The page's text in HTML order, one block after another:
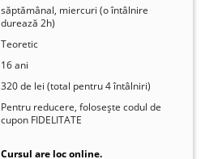
săptămânal, miercuri (o întâlnire
durează 2h)
Teoretic
16 ani
320 de lei (total pentru 4 întâlniri)
Pentru reducere, folosește codul de
cupon FIDELITATE
Cursul are loc online.